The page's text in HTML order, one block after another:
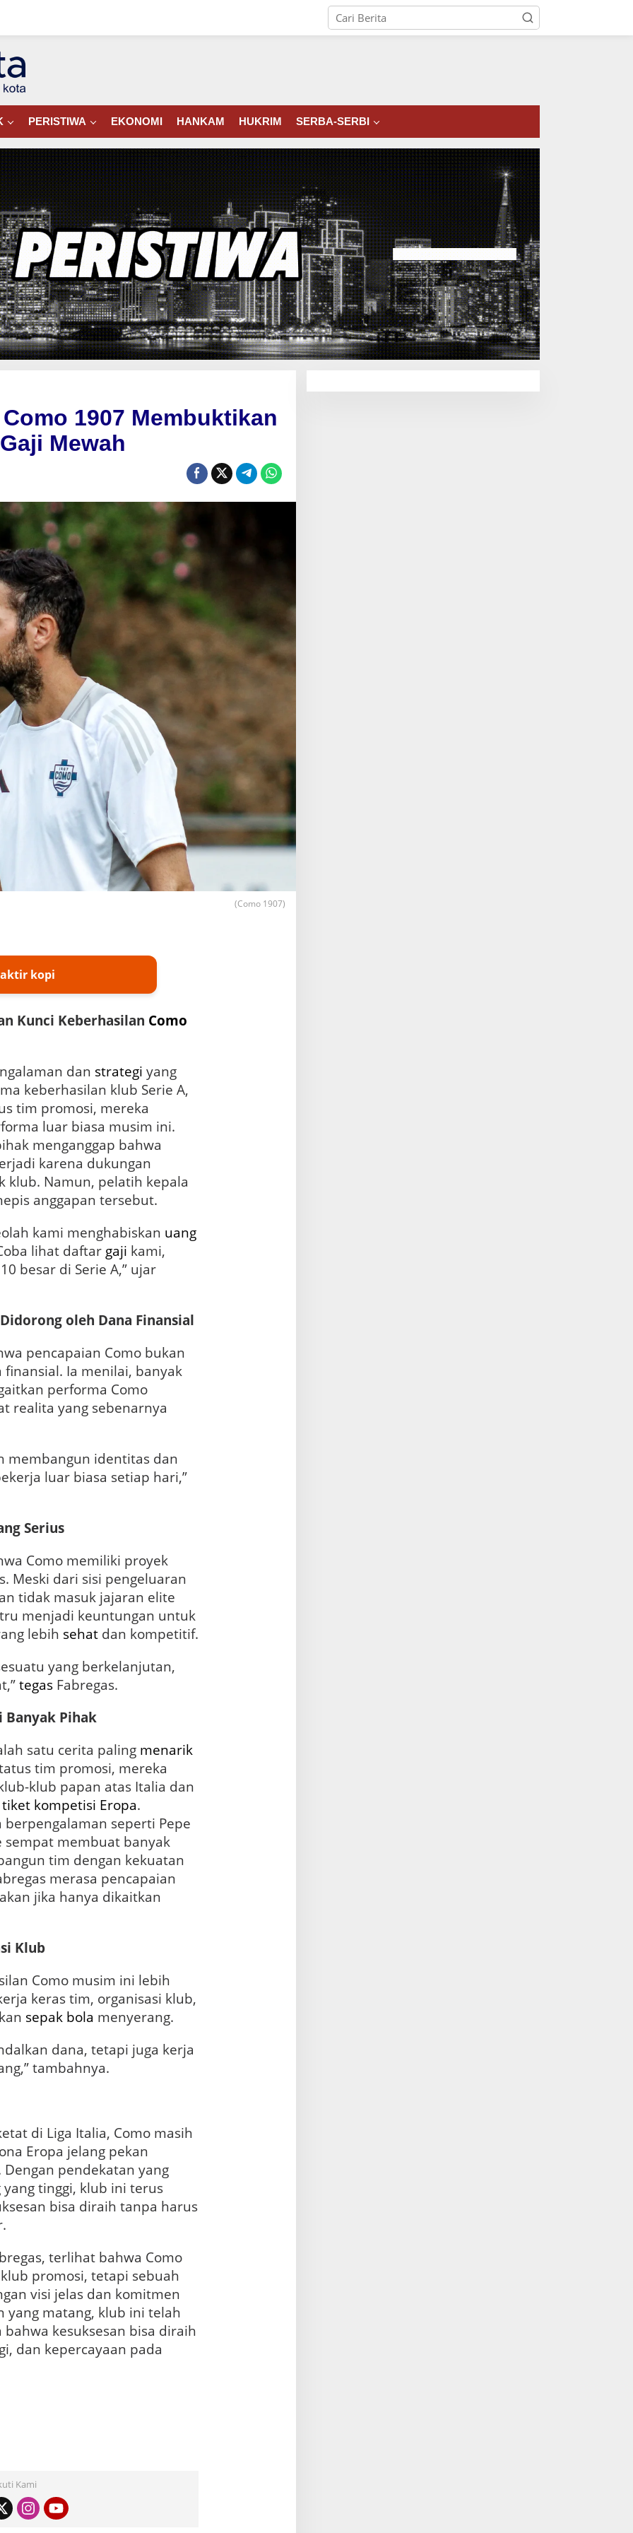
PERISTIWA EKONOMI HANKAM HUKRIM SERBA-SERBI
1907 Membuktikan
Mewah
(Como 1907)
kopi
Kunci Keberhasilan Como
dan strategi yang
keberhasilan klub Serie A,
tim promosi, mereka
luar biasa musim ini.
menganggap bahwa
karena dukungan
klub. Namun, pelatih kepala
anggapan tersebut.
kami menghabiskan uang
lihat daftar gaji kami,
besar di Serie A,” ujar
oleh Dana Finansial
pencapaian Como bukan
Ia menilai, banyak
performa Como
realita yang sebenarnya
membangun identitas dan
luar biasa setiap hari,”
Serius
Como memiliki proyek
Meski dari sisi pengeluaran
tidak masuk jajaran elite
menjadi keuntungan untuk
lebih sehatdan kompetitif.
yang berkelanjutan,
tegasFabregas.
Pihak
satu cerita paling menarik
tim promosi, mereka
klub papan atas Italia dan
tiket kompetisi Eropa.
seperti Pepe
sempat membuat banyak
tim dengan kekuatan
merasa pencapaian
jika hanya dikaitkan
Klub
Como musim ini lebih
keras tim, organisasi klub,
sepak bola menyerang.
dana, tetapi juga kerja
tambahnya.
di Liga Italia, Como masih
Eropa jelang pekan
Dengan pendekatan yang
tinggi, klub ini terus
bisa diraih tanpa harus
terlihat bahwa Como
promosi, tetapi sebuah
visi jelas dan komitmen
yang matang, klub ini telah
kesuksesan bisa diraih
dan kepercayaan pada
Kami